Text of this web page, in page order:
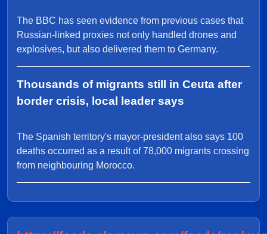
The BBC has seen evidence from previous cases that
Russian-linked proxies not only handled drones and
explosives, but also delivered them to Germany.
Thousands of migrants still in Ceuta after
border crisis, local leader says
The Spanish territory's mayor-president also says 100
deaths occurred as a result of 78,000 migrants crossing
from neighbouring Morocco.